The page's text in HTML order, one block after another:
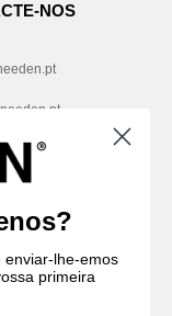
NOS
enviar-lhe-emos
primeira